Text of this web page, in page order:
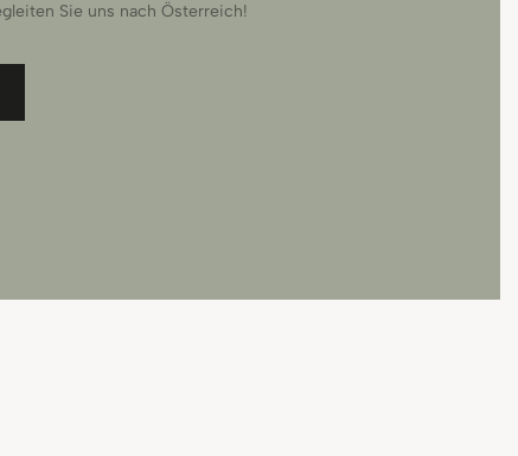
Sie uns nach Österreich!